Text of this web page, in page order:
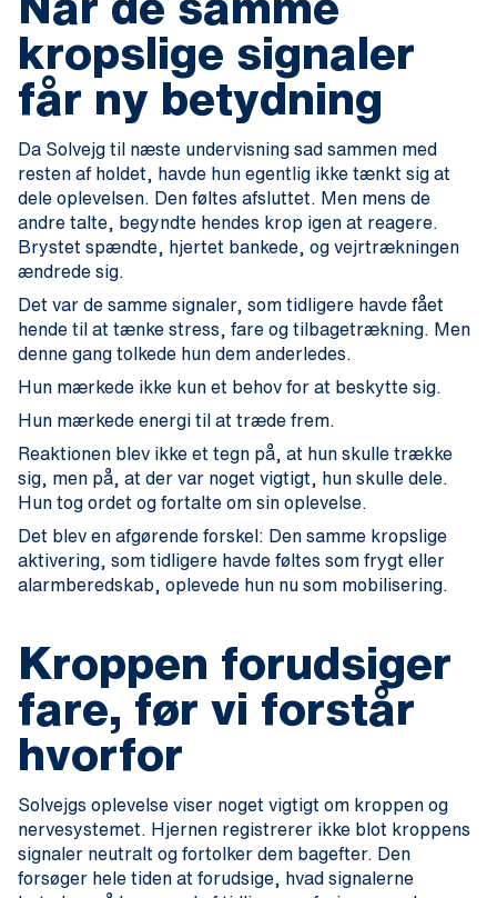
kropslige signaler
får ny betydning
Da Solvejg til næste undervisning sad sammen med
resten af holdet, havde hun egentlig ikke tænkt sig at
dele oplevelsen. Den føltes afsluttet. Men mens de
andre talte, begyndte hendes krop igen at reagere.
Brystet spændte, hjertet bankede, og vejrtrækningen
ændrede sig.
Det var de samme signaler, som tidligere havde fået
hende til at tænke stress, fare og tilbagetrækning. Men
denne gang tolkede hun dem anderledes.
Hun mærkede ikke kun et behov for at beskytte sig.
Hun mærkede energi til at træde frem.
Reaktionen blev ikke et tegn på, at hun skulle trække
sig, men på, at der var noget vigtigt, hun skulle dele.
Hun tog ordet og fortalte om sin oplevelse.
Det blev en afgørende forskel: Den samme kropslige
aktivering, som tidligere havde føltes som frygt eller
alarmberedskab, oplevede hun nu som mobilisering.
Kroppen forudsiger
fare, før vi forstår
hvorfor
Solvejgs oplevelse viser noget vigtigt om kroppen og
nervesystemet. Hjernen registrerer ikke blot kroppens
signaler neutralt og fortolker dem bagefter. Den
forsøger hele tiden at forudsige, hvad signalerne